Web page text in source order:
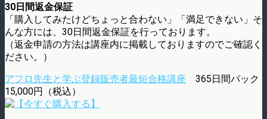
30日間返金保証
「購入してみたけどちょっと合わない」「満足できない」そ
んな方には、30日間返金保証を行っております。
（返金申請の方法は講座内に掲載しておりますのでご確認く
ださい。）
アフロ先生と学ぶ登録販売者最短合格講座 365日間パック
15,000円（税込）